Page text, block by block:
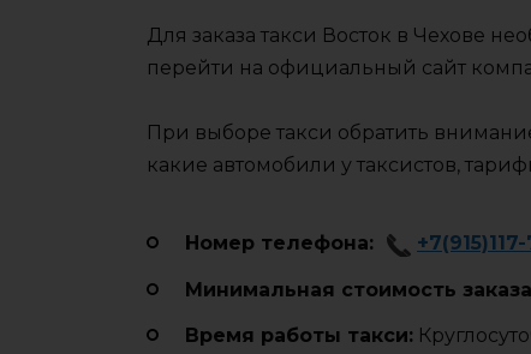
Для заказа такси Восток в Чехове
перейти на официальный сайт
При выборе такси обратить
какие автомобили у таксистов,
Номер телефона:
Минимальная стоимость
Время работы такси: